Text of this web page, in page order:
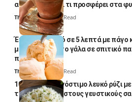
απλό κόλπο και τι προσφέρει στα
Thali Ombre4 Min Read
Έτοιμο παγωτό σε 5 λεπτά με πάγο
μετατρέψετε το γάλα σε σπιτικό
παγωτομηχανή
Thali Ombre 4 Min Read
10 φορές ποιο νόστιμο λευκό ρύζι
το απογειώσει στους γευστικούς